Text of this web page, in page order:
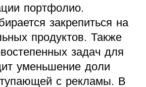
портфолио.
закрепиться на
продуктов. Также
задач для
уменьшение доли
с рекламы. В